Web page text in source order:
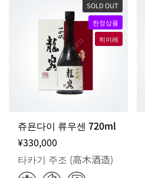
쥬욘다이 류우센 720ml
¥330,000
타카기 주조 (高木酒造)
SOLD OUT
한정상품
히이레